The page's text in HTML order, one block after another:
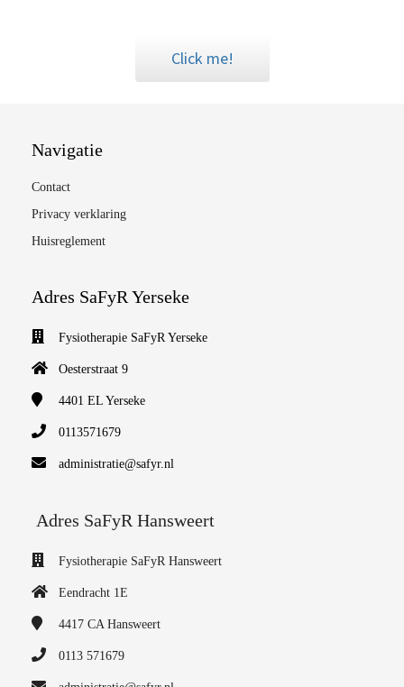
Click me!
Navigatie
Contact
Privacy verklaring
Huisreglement
Adres SaFyR Yerseke
Fysiotherapie SaFyR Yerseke
Oesterstraat 9
4401 EL Yerseke
0113571679
administratie@safyr.nl
Adres SaFyR Hansweert
Fysiotherapie SaFyR Hansweert
Eendracht 1E
4417 CA Hansweert
0113 571679